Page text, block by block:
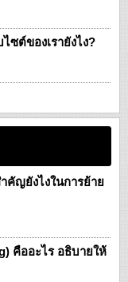
ซต์ของเรายังไง?
คัญยังไงในการย้าย
คืออะไร อธิบายให้